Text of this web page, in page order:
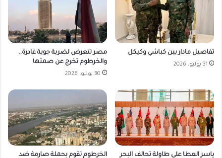
تفاصيل مادار بين كباشي وكيكل
31 يوليو، 2026
مصر تتعرض لضربة جوية غادرة..
والخرطوم تخرج عن صمتها
30 يوليو، 2026
ياسر العطا على طاولة تحالف البحر
الخرطوم تقوم بحملة صارمة ضد